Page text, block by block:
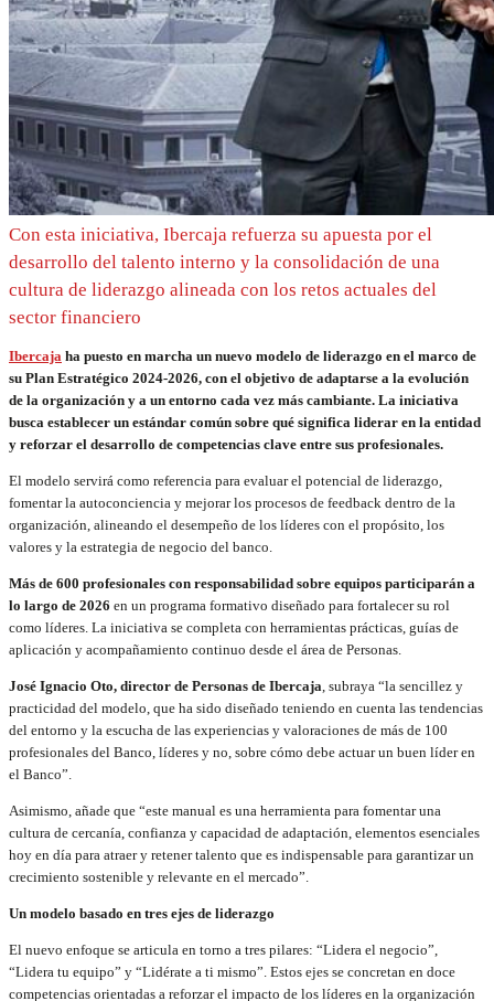
Con esta iniciativa, Ibercaja refuerza su apuesta por el
desarrollo del talento interno y la consolidación de una
cultura de liderazgo alineada con los retos actuales del
sector financiero
Ibercaja ha puesto en marcha un nuevo modelo de liderazgo en el marco de
su Plan Estratégico 2024-2026, con el objetivo de adaptarse a la evolución
de la organización y a un entorno cada vez más cambiante. La iniciativa
busca establecer un estándar común sobre qué significa liderar en la entidad
y reforzar el desarrollo de competencias clave entre sus profesionales.
El modelo servirá como referencia para evaluar el potencial de liderazgo,
fomentar la autoconciencia y mejorar los procesos de feedback dentro de la
organización, alineando el desempeño de los líderes con el propósito, los
valores y la estrategia de negocio del banco.
Más de 600 profesionales con responsabilidad sobre equipos participarán a
lo largo de 2026 en un programa formativo diseñado para fortalecer su rol
como líderes. La iniciativa se completa con herramientas prácticas, guías de
aplicación y acompañamiento continuo desde el área de Personas.
José Ignacio Oto, director de Personas de Ibercaja, subraya “la sencillez y
practicidad del modelo, que ha sido diseñado teniendo en cuenta las tendencias
del entorno y la escucha de las experiencias y valoraciones de más de 100
profesionales del Banco, líderes y no, sobre cómo debe actuar un buen líder en
el Banco”.
Asimismo, añade que “este manual es una herramienta para fomentar una
cultura de cercanía, confianza y capacidad de adaptación, elementos esenciales
hoy en día para atraer y retener talento que es indispensable para garantizar un
crecimiento sostenible y relevante en el mercado”.
Un modelo basado en tres ejes de liderazgo
El nuevo enfoque se articula en torno a tres pilares: “Lidera el negocio”,
“Lidera tu equipo” y “Lidérate a ti mismo”. Estos ejes se concretan en doce
competencias orientadas a reforzar el impacto de los líderes en la organización